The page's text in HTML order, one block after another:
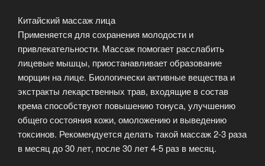
Китайский массаж лица
Применяется для сохранения молодости и
привлекательности. Массаж помогает расслабить
лицевые мышцы, приостанавливает образование
морщин на лице. Биологически активные вещества и
экстракты лекарственных трав, входящие в состав
крема способствуют повышению тонуса, улучшению
общего состояния кожи, омоложению и выведению
токсинов. Рекомендуется делать такой массаж 2-3 раза
в месяц до 30 лет, после 30 лет 4-5 раз в месяц.